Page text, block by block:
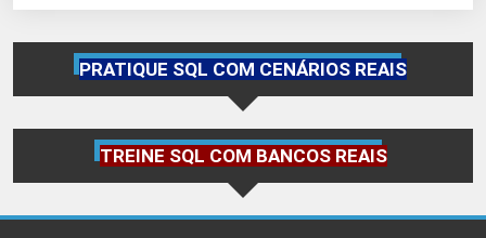
PRATIQUE SQL COM CENÁRIOS REAIS
TREINE SQL COM BANCOS REAIS